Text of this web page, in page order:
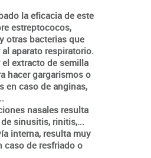
la eficacia de este
estreptococos,
otras bacterias que
aparato respiratorio.
el extracto de semilla
hacer gargarismos o
en caso de anginas,
nasales resulta
sinusitis, rinitis,...
interna, resulta muy
caso de resfriado o